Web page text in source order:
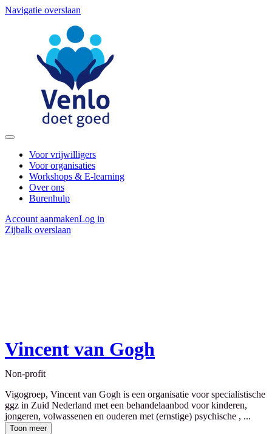
Navigatie overslaan
Voor vrijwilligers
Voor organisaties
Workshops & E-learning
Over ons
Burenhulp
Account aanmakenLog in
Zijbalk overslaan
Vincent van Gogh
Non-profit
Vigogroep, Vincent van Gogh is een organisatie voor specialistische
ggz in Zuid Nederland met een behandelaanbod voor kinderen,
jongeren, volwassenen en ouderen met (ernstige) psychische , ...
Toon meer